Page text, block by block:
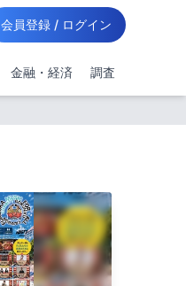
会員登録 / ログイン
金融・経済 調査